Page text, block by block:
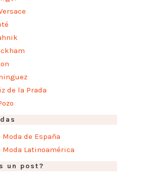
de la Prada
de España
Moda Latinoamérica
un post?